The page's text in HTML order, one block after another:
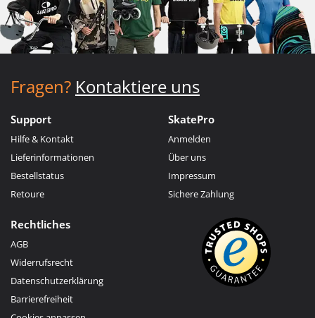
Fragen? Kontaktiere uns
Support
Hilfe & Kontakt
Lieferinformationen
Bestellstatus
Retoure
SkatePro
Anmelden
Über uns
Impressum
Sichere Zahlung
Rechtliches
AGB
Widerrufsrecht
Datenschutzerklärung
Barrierefreiheit